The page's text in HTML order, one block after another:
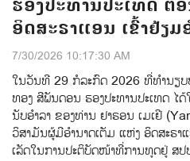
ຮອງປະທານປະເທດ ຕ້
ອິດສະຣາແອນ ເຂົ້າຢ້ຽມ
7/30/2026 10:17:30 AM
ໃນວັນທີ 29 ກໍລະກົດ 2026 ທີ່ທໍານຽບ
ທອງ ສີພັນດອນ ຮອງປະທານປະເທດ ໄ
ນັບອໍາລາ ຂອງທ່ານ ຢາຣອນ ເມເຢີ
ວິສາມັນຜູ້ມີອຳນາດເຕັມ ແຫ່ງ ອິດສະຣາ
ເລັດໃນການປະຕິບັດໜ້າທີ່ການທູດຢູ່ ສປ